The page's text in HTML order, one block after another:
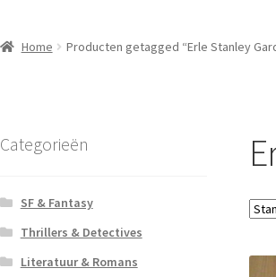
Home Producten getagged “Erle Stanley
Categorieën
SF & Fantasy
Thrillers & Detectives
Literatuur & Romans